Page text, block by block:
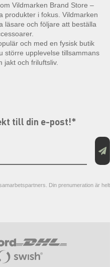
Vildmarken Brand Store –
produkter i fokus. Vildmarken
läsare och följare att beställa
och med en fysisk butik
större upplevelse tillsammans
jakt och friluftsliv.
till din e-post!*
Din prenumeration är helt